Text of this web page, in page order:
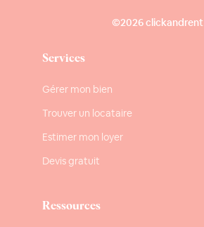
©2026 clickandrent
Services
Gérer mon bien
Trouver un locataire
Estimer mon loyer
Devis gratuit
Ressources